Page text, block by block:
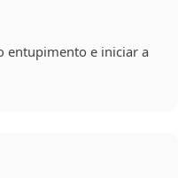
entupimento e iniciar a